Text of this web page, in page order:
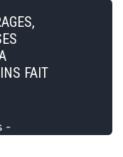
FAIT
-